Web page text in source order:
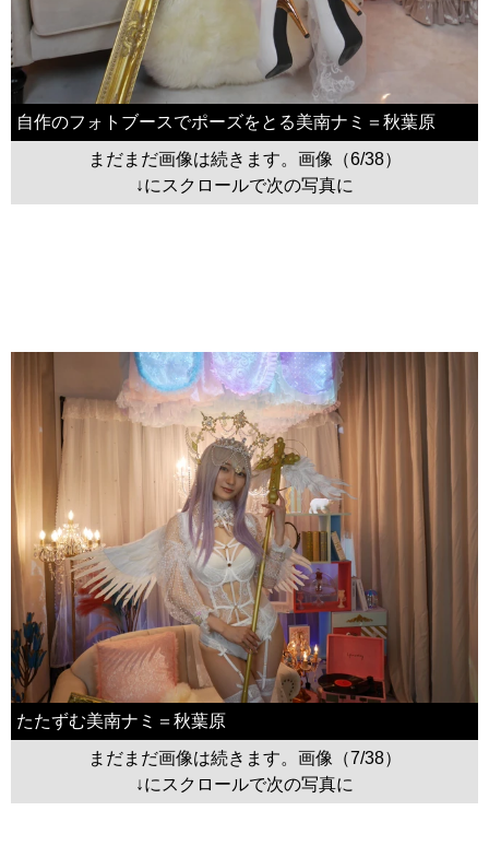
自作のフォトブースでポーズをとる美南ナミ＝秋葉原
まだまだ画像は続きます。画像（6/38）
↓にスクロールで次の写真に
たたずむ美南ナミ＝秋葉原
まだまだ画像は続きます。画像（7/38）
↓にスクロールで次の写真に